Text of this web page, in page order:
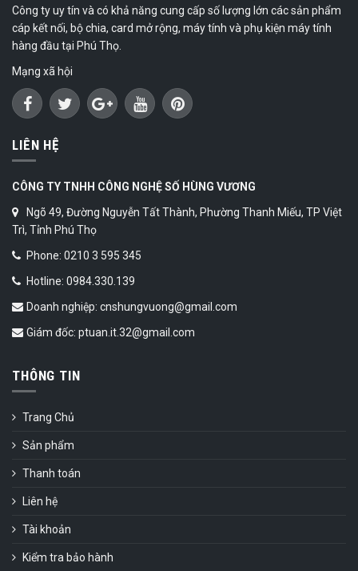
Công ty uy tín và có khả năng cung cấp số lượng lớn các sản phẩm
cáp kết nối, bộ chia, card mở rộng, máy tính và phụ kiện máy tính
hàng đầu tại Phú Thọ.
Mạng xã hội
LIÊN HỆ
CÔNG TY TNHH CÔNG NGHỆ SỐ HÙNG VƯƠNG
Ngõ 49, Đường Nguyễn Tất Thành, Phường Thanh Miếu, TP Việt
Trì, Tỉnh Phú Thọ
Phone: 0210 3 595 345
Hotline: 0984.330.139
Doanh nghiệp: cnshungvuong@gmail.com
Giám đốc: ptuan.it.32@gmail.com
THÔNG TIN
Trang Chủ
Sản phẩm
Thanh toán
Liên hệ
Tài khoản
Kiểm tra bảo hành